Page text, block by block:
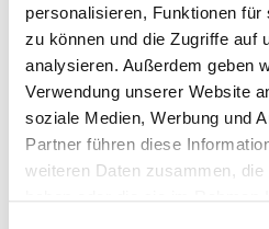
personalisieren, Funktionen
zu können und die Zugriffe auf
analysieren. Außerdem geben
Verwendung unserer Website
soziale Medien, Werbung und
Partner führen diese
weiteren Daten zusammen,